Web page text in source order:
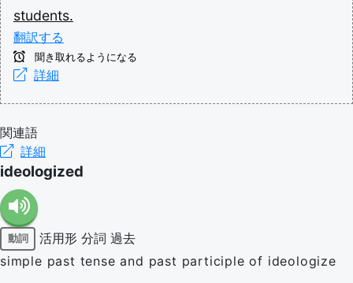
students.
翻訳する
聞き取れるようになる
詳細
関連語
詳細
ideologized
動詞 活用形 分詞 過去
simple past tense and past participle of ideologize